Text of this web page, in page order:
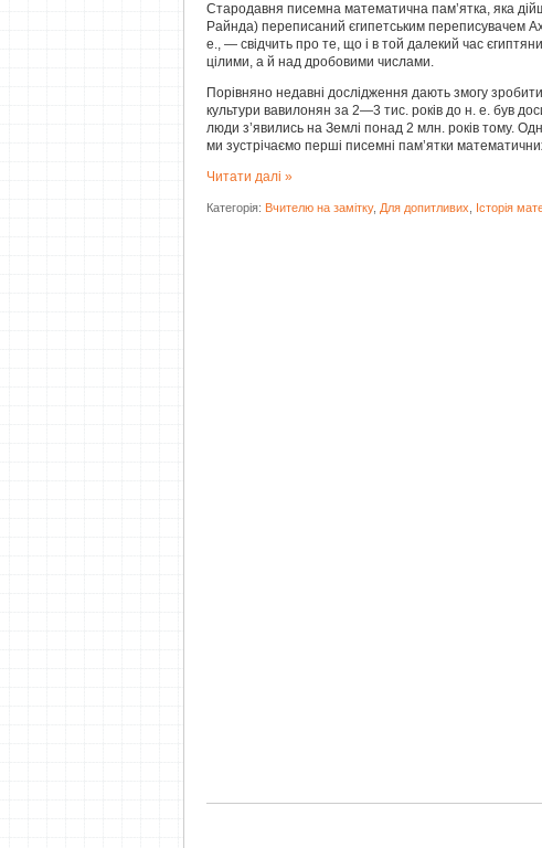
Стародавня писемна математична пам’ятка, яка
Райнда) переписаний єгипетським переписувачем
е., — свідчить про те, що і в той далекий час
цілими, а й над дробовими числами.
Порівняно недавні дослідження дають змогу
культури вавилонян за 2—3 тис. років до н. е. був
люди з’явились на Землі понад 2 млн. років тому.
ми зустрі­чаємо перші писемні пам’ятки
Читати далі »
Категорія: Вчителю на замітку, Для допитливих Історія